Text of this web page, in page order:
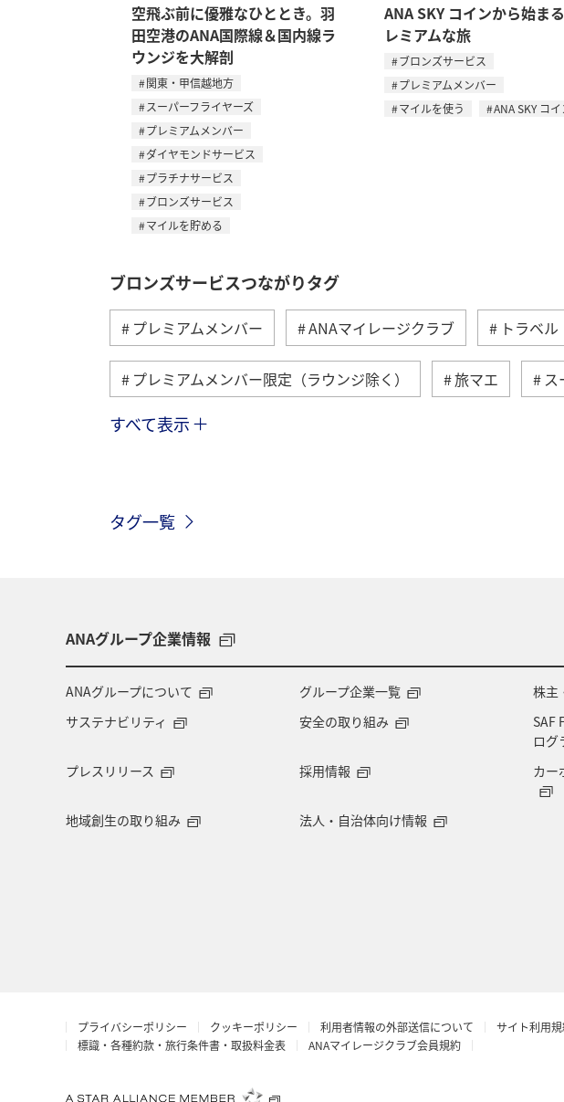
空飛ぶ前に優雅なひととき。羽
田空港のANA国際線＆国内線ラ
ウンジを大解剖
関東・甲信越地方
スーパーフライヤーズ
プレミアムメンバー
ダイヤモンドサービス
プラチナサービス
ブロンズサービス
マイルを貯める
ANA SKY コインから始ま
レミアムな旅
ブロンズサービス
プレミアムメンバー
マイルを使う
ANA SKY コイ
ブロンズサービスつながりタグ
プレミアムメンバー ANAマイレージクラブ トラベル
プレミアムメンバー限定（ラウンジ除く） 旅マエ
旅ナカ
すべて表示
タグ一覧
ANAグループ企業情報
ANAグループについて グループ企業一覧
株主
サステナビリティ
安全の取り組み
SAF
ログ
プレスリリース
採用情報 カー
地域創生の取り組み 法人・自治体向け情報
プライバシーポリシー クッキーポリシー 利用者情報の外部送信について サイト利用
標識・各種約款・旅行条件書・取扱料金表
ANAマイレージクラブ会員規約